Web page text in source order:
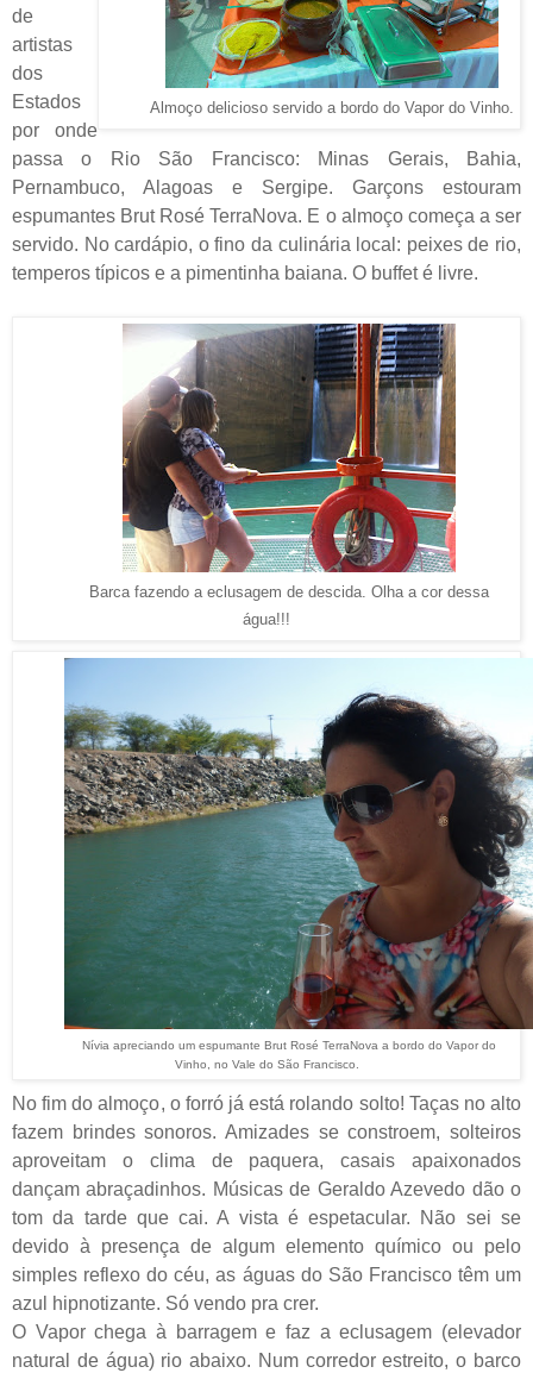
Almoço delicioso servido a bordo do Vapor do Vinho.
de
artistas
dos
Estados
por onde
passa o Rio São Francisco: Minas Gerais, Bahia,
Pernambuco, Alagoas e Sergipe. Garçons estouram
espumantes Brut Rosé TerraNova. E o almoço começa a ser
servido. No cardápio, o fino da culinária local: peixes de rio,
temperos típicos e a pimentinha baiana. O buffet é livre.
Barca fazendo a eclusagem de descida. Olha a cor dessa
água!!!
Nívia apreciando um espumante Brut Rosé TerraNova a bordo do Vapor do
Vinho, no Vale do São Francisco.
No fim do almoço, o forró já está rolando solto! Taças no alto
fazem brindes sonoros. Amizades se constroem, solteiros
aproveitam o clima de paquera, casais apaixonados
dançam abraçadinhos. Músicas de Geraldo Azevedo dão o
tom da tarde que cai. A vista é espetacular. Não sei se
devido à presença de algum elemento químico ou pelo
simples reflexo do céu, as águas do São Francisco têm um
azul hipnotizante. Só vendo pra crer.
O Vapor chega à barragem e faz a eclusagem (elevador
natural de água) rio abaixo. Num corredor estreito, o barco